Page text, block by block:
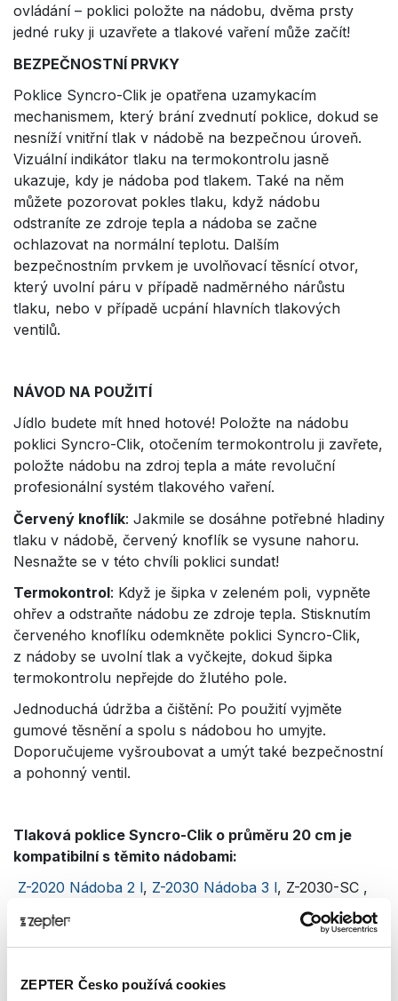
ZEPTER Česko používá cookies
ovládání – poklici položte na nádobu, dvěma prsty
jedné ruky ji uzavřete a tlakové vaření může začít!
BEZPEČNOSTNÍ PRVKY
Poklice Syncro-Clik je opatřena uzamykacím
mechanismem, který brání zvednutí poklice, dokud se
nesníží vnitřní tlak v nádobě na bezpečnou úroveň.
Vizuální indikátor tlaku na termokontrolu jasně
ukazuje, kdy je nádoba pod tlakem. Také na něm
můžete pozorovat pokles tlaku, když nádobu
odstraníte ze zdroje tepla a nádoba se začne
ochlazovat na normální teplotu. Dalším
bezpečnostním prvkem je uvolňovací těsnící otvor,
který uvolní páru v případě nadměrného nárůstu
tlaku, nebo v případě ucpání hlavních tlakových
ventilů.
NÁVOD NA POUŽITÍ
Jídlo budete mít hned hotové! Položte na nádobu
poklici Syncro-Clik, otočením termokontrolu ji zavřete,
položte nádobu na zdroj tepla a máte revoluční
profesionální systém tlakového vaření.
Červený knoflík: Jakmile se dosáhne potřebné hladiny
tlaku v nádobě, červený knoflík se vysune nahoru.
Nesnažte se v této chvíli poklici sundat!
Termokontrol: Když je šipka v zeleném poli, vypněte
ohřev a odstraňte nádobu ze zdroje tepla. Stisknutím
červeného knoflíku odemkněte poklici Syncro-Clik,
z nádoby se uvolní tlak a vyčkejte, dokud šipka
termokontrolu nepřejde do žlutého pole.
Jednoduchá údržba a čištění: Po použití vyjměte
gumové těsnění a spolu s nádobou ho umyjte.
Doporučujeme vyšroubovat a umýt také bezpečnostní
a pohonný ventil.
Tlaková poklice Syncro-Clik o průměru 20 cm je
kompatibilní s těmito nádobami:
Z-2020 Nádoba 2 l, Z-2030 Nádoba 3 l, Z-2030-SC ,
, Z-2058
Nádoba 5,8 l